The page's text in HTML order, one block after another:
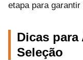
etapa para
Dicas para
Seleção